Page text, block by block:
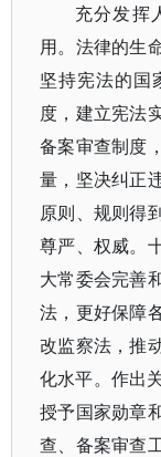
充分发挥
用。法律的生
坚持宪法的国
度，建立宪法
备案审查制度
量，坚决纠正
原则、规则得
尊严、权威。
大常委会完善
法，更好保障
改监察法，推
化水平。作出
授予国家勋章
查、备案审查